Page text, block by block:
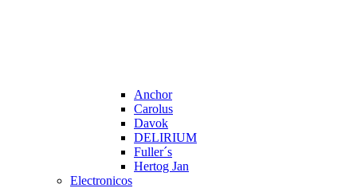
Anchor
Carolus
Davok
DELIRIUM
Fuller´s
Hertog Jan
Electronicos